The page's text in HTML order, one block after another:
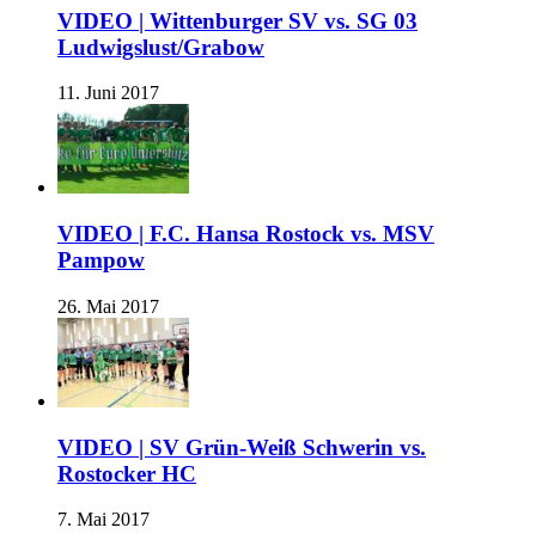
VIDEO | Wittenburger SV vs. SG 03
Ludwigslust/Grabow
11. Juni 2017
VIDEO | F.C. Hansa Rostock vs. MSV
Pampow
26. Mai 2017
VIDEO | SV Grün-Weiß Schwerin vs.
Rostocker HC
7. Mai 2017